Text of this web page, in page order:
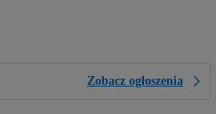
Zobacz ogłoszenia